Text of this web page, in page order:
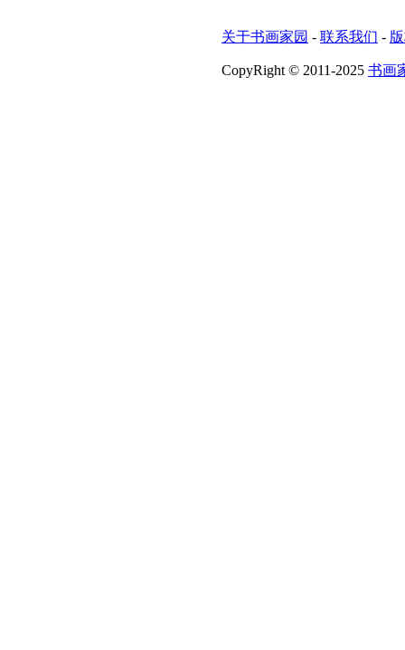
关于书画家园 - 联系我们 -
CopyRight © 2011-2025 书画